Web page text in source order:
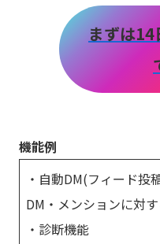
まずは14
機能例
・自動DM(フィード投
DM・メンションに対
・診断機能